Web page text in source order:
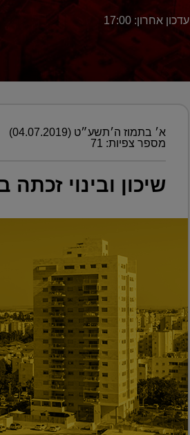
עדכון אחרון: 17:00
א׳ בתמוז ה׳תשע״ט (04.07.2019)
מספר צפיות: 71
שיכון ובינוי